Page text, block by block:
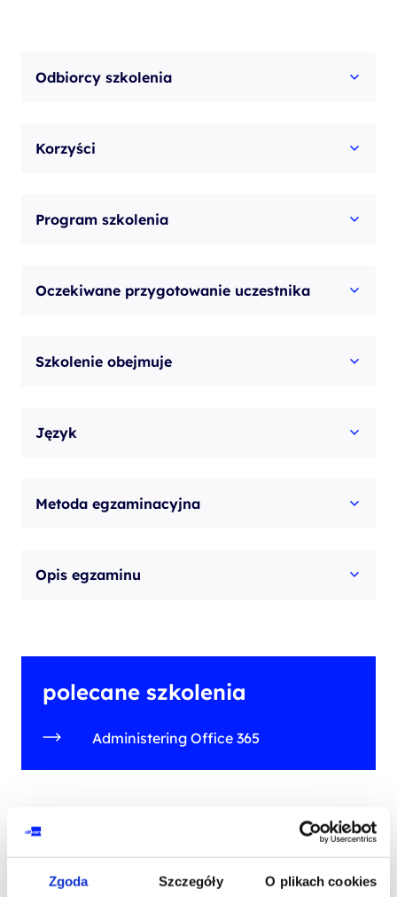
Zgoda Szczegóły O plikach cookies
Odbiorcy szkolenia
Korzyści
Program szkolenia
Oczekiwane przygotowanie uczestnika
Szkolenie obejmuje
Język
Metoda egzaminacyjna
Opis egzaminu
polecane szkolenia
Administering Office 365
szkolenia na tej ścieżce
rozwojowej